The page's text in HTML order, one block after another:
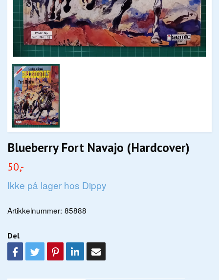
Blueberry Fort Navajo (Hardcover)
50,-
Ikke på lager hos Dippy
Artikkelnummer: 85888
Del